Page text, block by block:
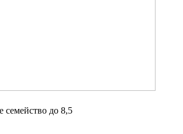
семейство до 8,5